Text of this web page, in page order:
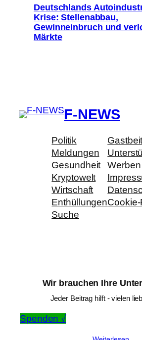
Deutschlands
Krise: Stellenabbau,
Gewinneinbruch und
Märkte
F-NEWS
Politik
Meldungen
Gesundheit
Kryptowelt
Wirtschaft
Enthüllungen
Suche
Werben
Wir brauchen Ihre
Jeder Beitrag hilft - vielen
Spenden √